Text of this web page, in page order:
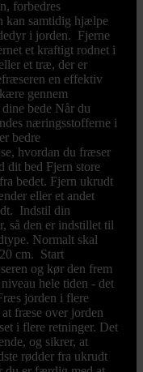
forbedres
kan samtidig hjælpe
i jorden. Fjerne
et kraftigt rodnet i
et træ, der er
en effektiv
gennem
bede Når du
næringsstofferne i
bedre
hvordan du fræser
dit bed Fjern store
bedet. Fjern ukrudt
eller et andet
Indstil din
så den er indstillet til
Normalt skal
cm. Start
og kør den frem
hele tiden - det
jorden i flere
fræse over jorden
i flere retninger. Det
og sikrer, at
rødder fra ukrudt